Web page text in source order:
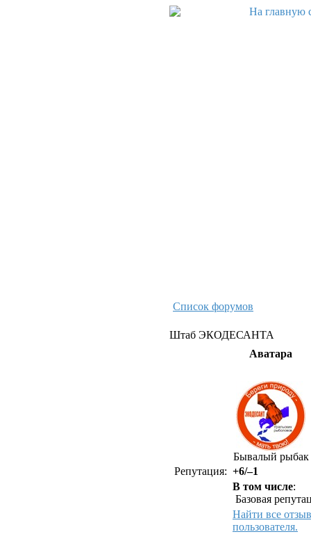
Список форумов
Штаб ЭКОДЕСАНТА
Аватара
Бывалый рыбак
Репутация: +6/–1
В том числе:
Базовая
Найти все
пользователя.